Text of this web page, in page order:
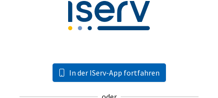
In der IServ-App fortfahren